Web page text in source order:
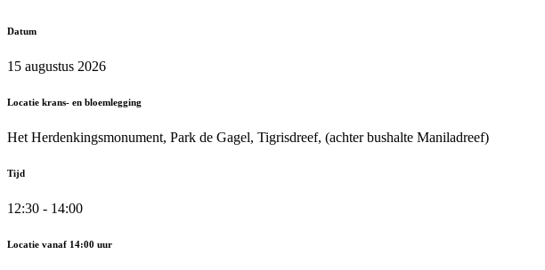
Datum
15 augustus 2026
Locatie krans- en bloemlegging
Het Herdenkingsmonument, Park de Gagel, Tigrisdreef, (achter bushalte Maniladreef)
Tijd
12:30 - 14:00
Locatie vanaf 14:00 uur